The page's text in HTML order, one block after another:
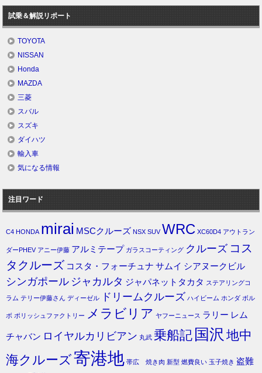
試乗＆解説リポート
TOYOTA
NISSAN
Honda
MAZDA
三菱
スバル
スズキ
ダイハツ
輸入車
気になる情報
注目ワード
C4 HONDA mirai MSCクルーズ NSX SUV WRC XC60D4 アウトラン
ダーPHEV アニー伊藤 アルミテープ ガラスコーティング クルーズ コス
タクルーズ コスタ・フォーチュナ サムイ シアヌークビル
シンガポール ジャカルタ ジャパネットタカタ ステアリングコ
ラム テリー伊藤さん ディーゼル ドリームクルーズ ハイビーム ホンダ ボル
ボ ポリッシュファクトリー メラビリア ヤフーニュース ラリー レム
チャバン ロイヤルカリビアン 丸武 乗船記 国沢 地中
海クルーズ寄港地 帯広 焼き肉 新型 燃費良い 玉子焼き 盗難